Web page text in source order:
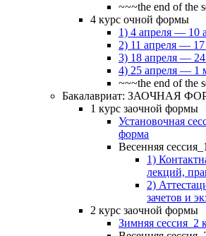
~~~the end of the
4 курс очной формы
1) 4 апреля — 10
2) 11 апреля — 17
3) 18 апреля — 24
4) 25 апреля — 1
~~~the end of the
Бакалавриат: ЗАОЧНАЯ
1 курс заочной формы
Установочная
форма
Весенняя
1)
лекций,
2)
зачетов и
2 курс заочной формы
Зимняя сессия_2